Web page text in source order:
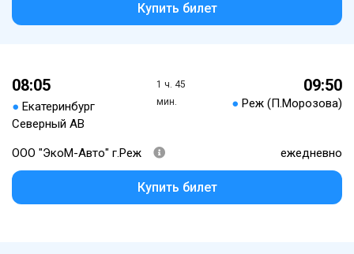
Купить билет
08:05
● Екатеринбург
Северный АВ
1 ч. 45
мин.
09:50
● Реж (П.Морозова)
ООО "ЭкоМ-Авто" г.Реж ежедневно
Купить билет